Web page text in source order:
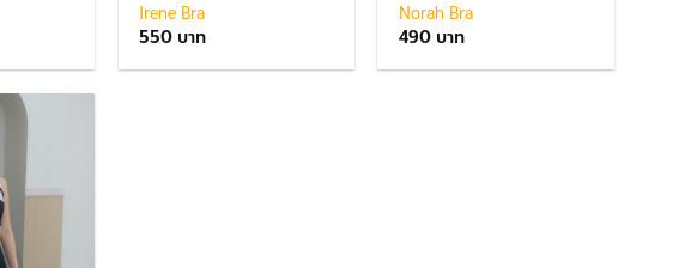
Irene Bra
550
Norah Bra
490